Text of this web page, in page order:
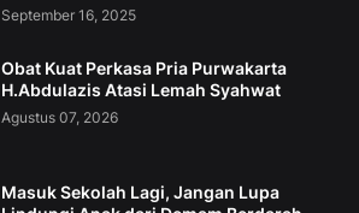
September 16, 2025
Obat Kuat Perkasa Pria Purwakarta
H.Abdulazis Atasi Lemah Syahwat
Agustus 07, 2026
Masuk Sekolah Lagi, Jangan Lupa